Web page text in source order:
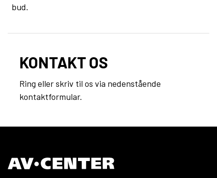
bud.
KONTAKT OS
Ring eller skriv til os via nedenstående
kontaktformular.